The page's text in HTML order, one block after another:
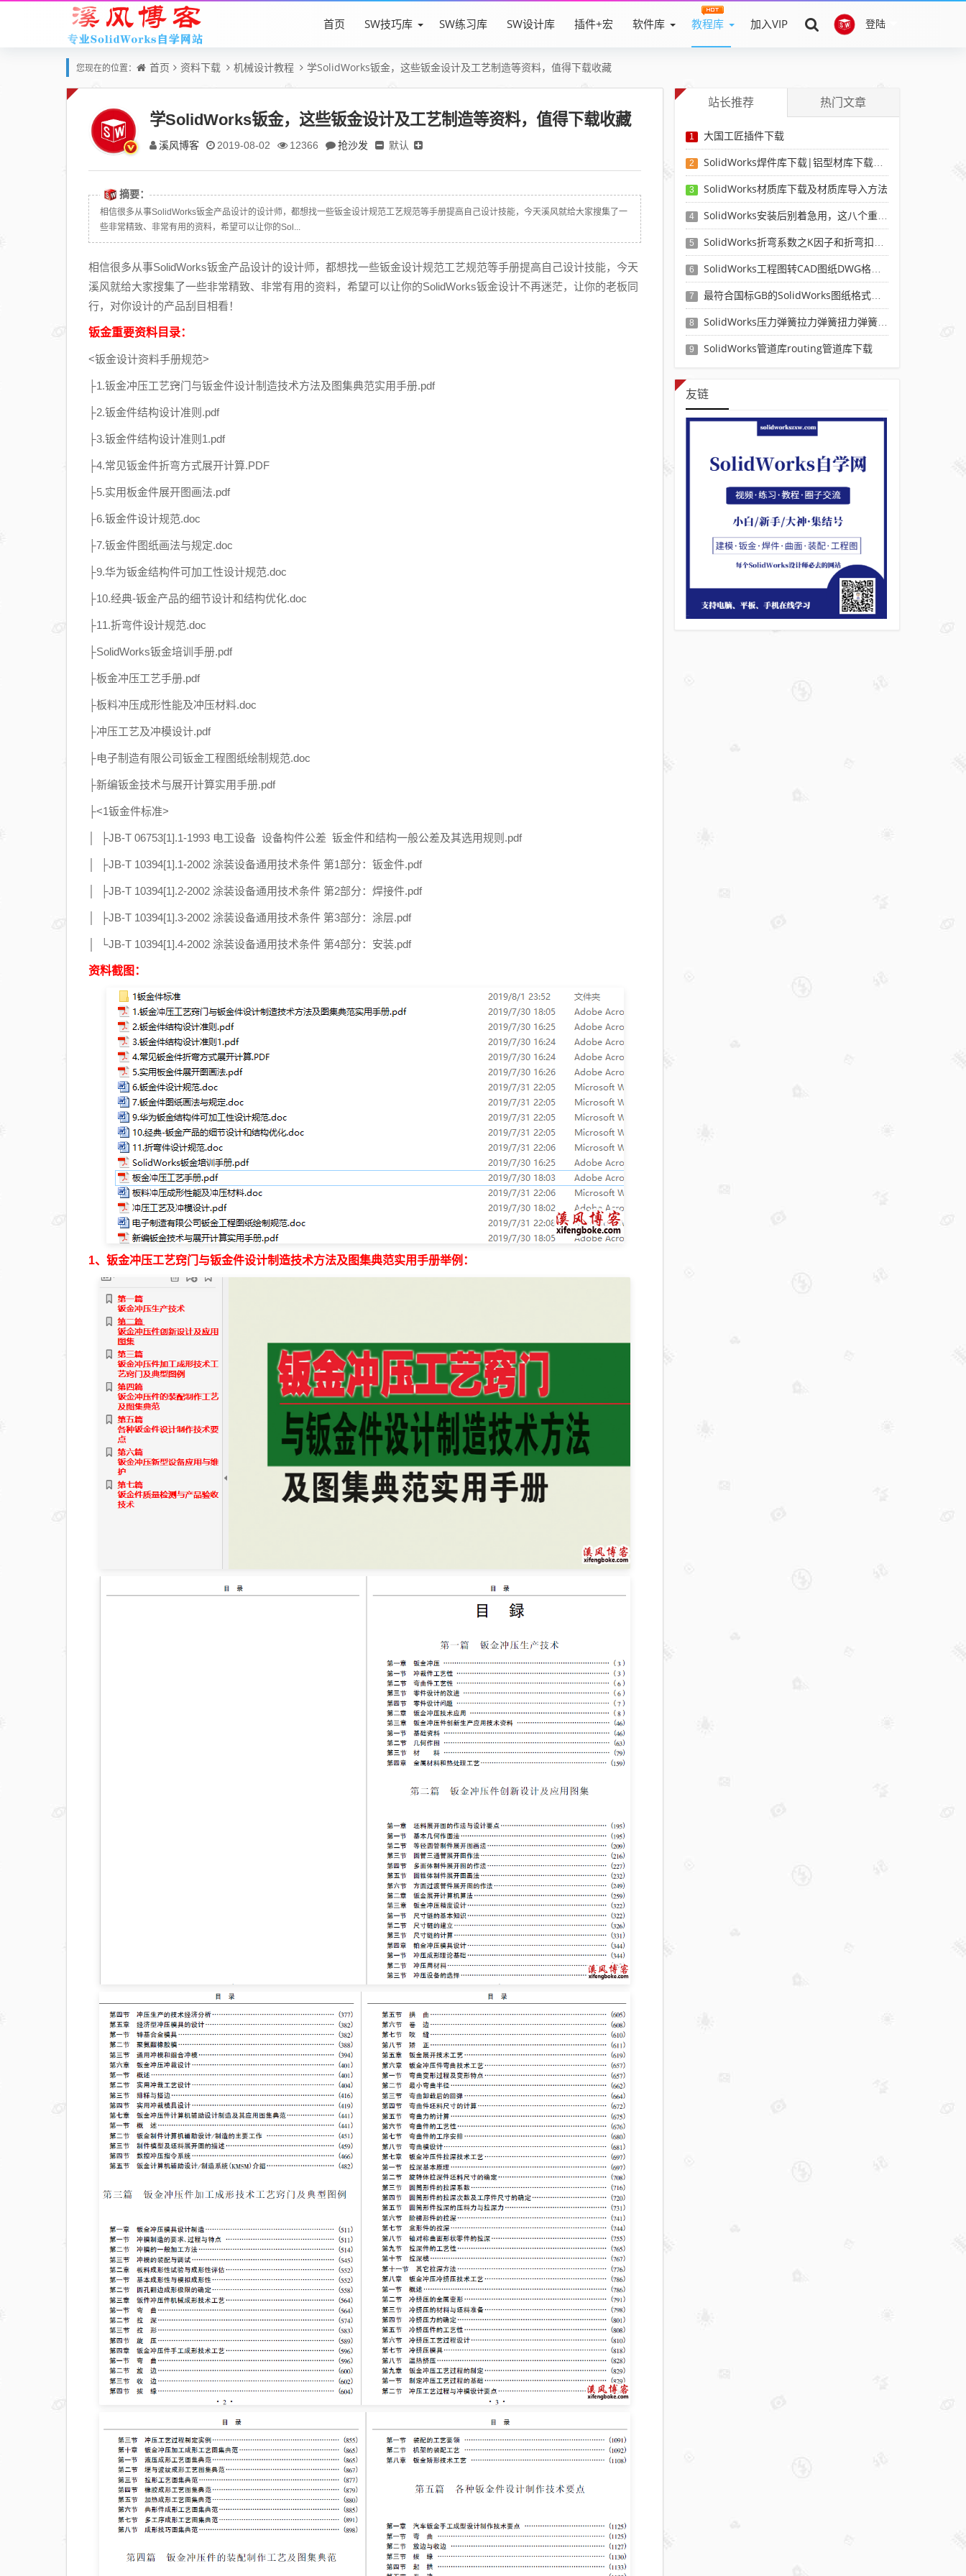
登陆
首页 SW技巧库 SW练习库 SW设计库 插件+宏 软件库 教程库 加入VIP
您现在的位置： 首页 资料下载 机械设计教程 学SolidWorks钣金，这些钣金设计及工艺制造等资料，值得下载收藏
学SolidWorks钣金，这些钣金设计及工艺制造等资料，值得下载收藏
溪风博客 2019-08-02 12366 抢沙发 默认
摘要：
相信很多从事SolidWorks钣金产品设计的设计师，都想找一些钣金设计规范工艺规范等手册提高自己设计技能，今天溪风就给大家搜集了一
些非常精致、非常有用的资料，希望可以让你的Sol...
相信很多从事SolidWorks钣金产品设计的设计师，都想找一些钣金设计规范工艺规范等手册提高自己设计技能，今天
溪风就给大家搜集了一些非常精致、非常有用的资料，希望可以让你的SolidWorks钣金设计不再迷茫，让你的老板同
行，对你设计的产品刮目相看！
钣金重要资料目录：
<钣金设计资料手册规范>
├1.钣金冲压工艺窍门与钣金件设计制造技术方法及图集典范实用手册.pdf
├2.钣金件结构设计准则.pdf
├3.钣金件结构设计准则1.pdf
├4.常见钣金件折弯方式展开计算.PDF
├5.实用板金件展开图画法.pdf
├6.钣金件设计规范.doc
├7.钣金件图纸画法与规定.doc
├9.华为钣金结构件可加工性设计规范.doc
├10.经典-钣金产品的细节设计和结构优化.doc
├11.折弯件设计规范.doc
├SolidWorks钣金培训手册.pdf
├板金冲压工艺手册.pdf
├板料冲压成形性能及冲压材料.doc
├冲压工艺及冲模设计.pdf
├电子制造有限公司钣金工程图纸绘制规范.doc
├新编钣金技术与展开计算实用手册.pdf
├<1钣金件标准>
│ ├JB-T 06753[1].1-1993 电工设备 设备构件公差 钣金件和结构一般公差及其选用规则.pdf
│ ├JB-T 10394[1].1-2002 涂装设备通用技术条件 第1部分：钣金件.pdf
│ ├JB-T 10394[1].2-2002 涂装设备通用技术条件 第2部分：焊接件.pdf
│ ├JB-T 10394[1].3-2002 涂装设备通用技术条件 第3部分：涂层.pdf
│ └JB-T 10394[1].4-2002 涂装设备通用技术条件 第4部分：安装.pdf
资料截图：
1、钣金冲压工艺窍门与钣金件设计制造技术方法及图集典范实用手册举例：
站长推荐 热门文章
1 大国工匠插件下载
2 SolidWorks焊件库下载|铝型材库下载|附sw焊件库添加配置使用教程
3 SolidWorks材质库下载及材质库导入方法
4 SolidWorks安装后别着急用，这八个重要SolidWorks设置可以提高你的画图效率
5 SolidWorks折弯系数之K因子和折弯扣除表-溪风推荐
6 SolidWorks工程图转CAD图纸DWG格式映射文件无乱码可分层-溪风亲测推荐
7 最符合国标GB的SolidWorks图纸格式和图纸模板下载-溪风专用版
8 SolidWorks压力弹簧拉力弹簧扭力弹簧涡卷弹簧自动生成宏程序下载
9 SolidWorks管道库routing管道库下载
友链